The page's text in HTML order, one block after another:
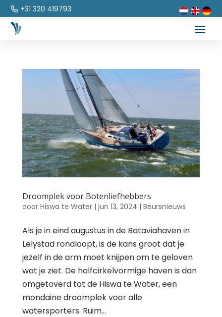
+31 320 419793
Droomplek voor Botenliefhebbers
door Hiswa te Water| jun 13, 2024 | Beursnieuws
Als je in eind augustus in de Bataviahaven in
Lelystad rondloopt, is de kans groot dat je
jezelf in de arm moet knijpen om te geloven
wat je ziet. De halfcirkelvormige haven is dan
omgetoverd tot de Hiswa te Water, een
mondaine droomplek voor alle
watersporters. Ruim...